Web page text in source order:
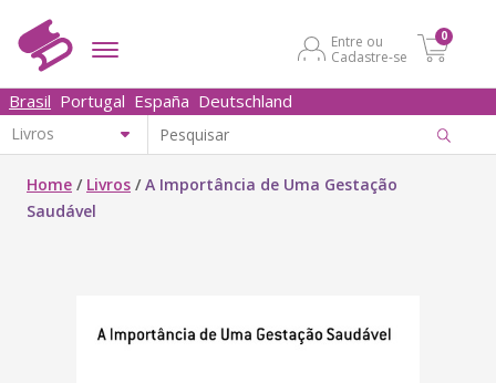
Entre ou
Cadastre-se
0
Brasil Portugal España Deutschland
Home / Livros /A Importância de Uma Gestação
Saudável